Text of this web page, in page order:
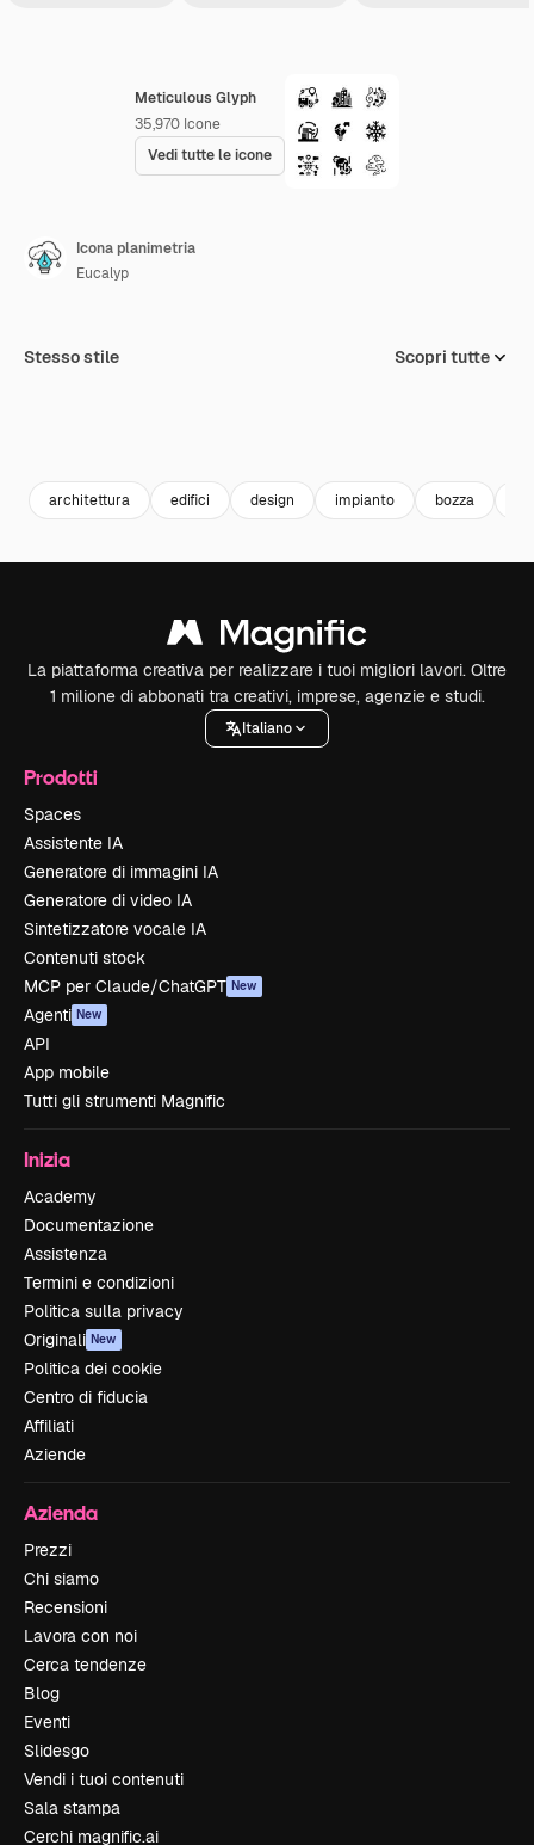
Meticulous Glyph
35,970 Icone
Vedi tutte le icone
Icona planimetria
Eucalyp
Stesso stile Scopri tutte
architettura edifici design impianto bozza
La piattaforma creativa per realizzare i tuoi migliori lavori. Oltre
1 milione di abbonati tra creativi, imprese, agenzie e studi.
Italiano
Prodotti
Spaces
Assistente IA
Generatore di immagini IA
Generatore di video IA
Sintetizzatore vocale IA
Contenuti stock
MCP per Claude/ChatGPT New
Agenti New
API
App mobile
Tutti gli strumenti Magnific
Inizia
Academy
Documentazione
Assistenza
Termini e condizioni
Politica sulla privacy
Originali New
Politica dei cookie
Centro di fiducia
Affiliati
Aziende
Azienda
Prezzi
Chi siamo
Recensioni
Lavora con noi
Cerca tendenze
Blog
Eventi
Slidesgo
Vendi i tuoi contenuti
Sala stampa
Cerchi magnific.ai